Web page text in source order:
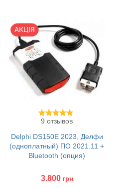
9 отзывов
Delphi DS150E 2023, Делфи
(одноплатный) ПО 2021.11 +
Bluetooth (опция)
3.800 грн